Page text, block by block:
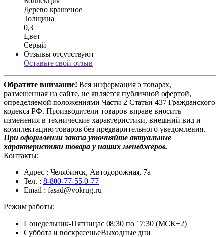
Дерево крашеное
Толщина
0,3
Цвет
Серый
Отзывы отсутствуют
Оставьте свой отзыв
Обратите внимание! Вся информация о товарах,
размещенная на сайте, не является публичной офертой,
определяемой положениями Части 2 Статьи 437 Гражданского
кодекса РФ. Производители товаров вправе вносить
изменения в технические характеристики, внешний вид и
комплектацию товаров без предварительного уведомления.
При оформлении заказа уточняйте актуальные
характеристики товара у наших менеджеров.
Контакты:
Адрес : Челябинск, Автодорожная, 7а
Тел. : 8-800-77-55-0-77
Email : fasad@vokrug.ru
Режим работы:
Понедельник-Пятницас 08:30 по 17:30 (МСК+2)
Суббота и воскресеньеВыходные дни